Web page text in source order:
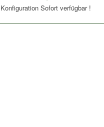
Sofort verfügbar !